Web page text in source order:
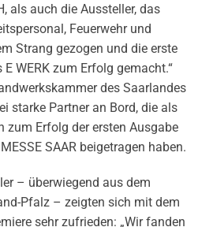
als auch die Aussteller, das
Feuerwehr und
Strang gezogen und die erste
WERK zum Erfolg gemacht.“
des Saarlandes
starke Partner an Bord, die als
zum Erfolg der ersten Ausgabe
SAAR beigetragen haben.
– überwiegend aus dem
Pfalz – zeigten sich mit dem
sehr zufrieden: „Wir fanden